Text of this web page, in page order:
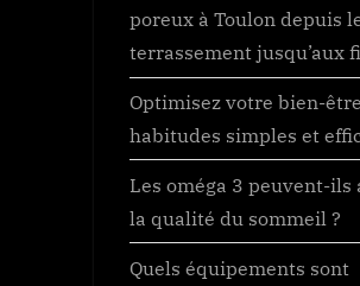
poreux à Toulon depuis
terrassement jusqu’aux
Optimisez votre bien-
habitudes simples et
Les oméga 3 peuvent-
la qualité du sommeil ?
Quels équipements sont